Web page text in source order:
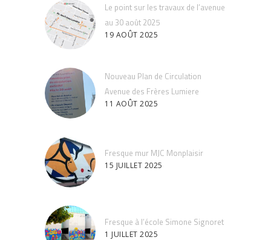
Le point sur les travaux de l’avenue
au 30 août 2025
19 AOÛT 2025
Nouveau Plan de Circulation
Avenue des Frères Lumiere
11 AOÛT 2025
Fresque mur MJC Monplaisir
15 JUILLET 2025
Fresque à l’école Simone Signoret
1 JUILLET 2025